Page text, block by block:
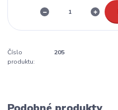
Číslo
produktu:
205